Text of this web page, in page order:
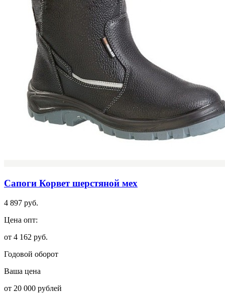
Сапоги Корвет шерстяной мех
4 897 руб.
Цена опт:
от 4 162 руб.
Годовой оборот
Ваша цена
от 20 000 рублей